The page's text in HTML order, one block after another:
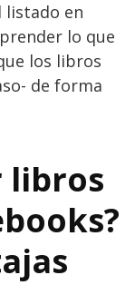
listado en
lo que
los libros
de forma
libros